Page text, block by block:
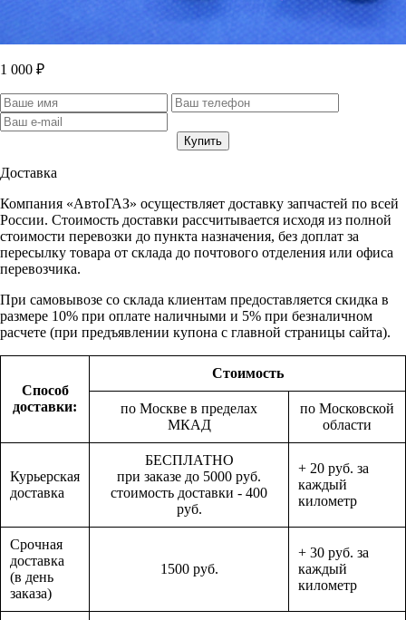
1 000 ₽
Доставка
Компания «АвтоГАЗ» осуществляет доставку запчастей по всей
России. Стоимость доставки рассчитывается исходя из полной
стоимости перевозки до пункта назначения, без доплат за
пересылку товара от склада до почтового отделения или офиса
перевозчика.
При самовывозе со склада клиентам предоставляется скидка в
размере 10% при оплате наличными и 5% при безналичном
расчете (при предъявлении купона с главной страницы сайта).
Способ
доставки:
Стоимость
по Москве в пределах
МКАД
по Московской
области
Курьерская
доставка
БЕСПЛАТНО
при заказе до 5000 руб.
стоимость доставки - 400
руб.
+ 20 руб. за
каждый
километр
Срочная
доставка
(в день
заказа)
1500 руб.
+ 30 руб. за
каждый
километр